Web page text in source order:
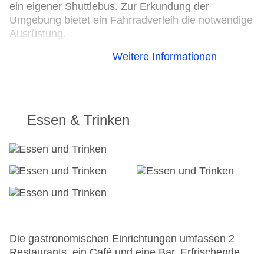
ein eigener Shuttlebus. Zur Erkundung der
Umgebung bietet ein Fahrradverleih die notwendige
Ausrüstung.
Konferenzraum
Garage: ohne Gebühr
Hoteleröffnung: 2004
Hotelsafe
Letzte umfassende Renovierung: 2012
Anzahl der Konferenzräume: 1
Anzahl der Aufzüge: 1
Weitere Informationen
Essen & Trinken
Die gastronomischen Einrichtungen umfassen 2